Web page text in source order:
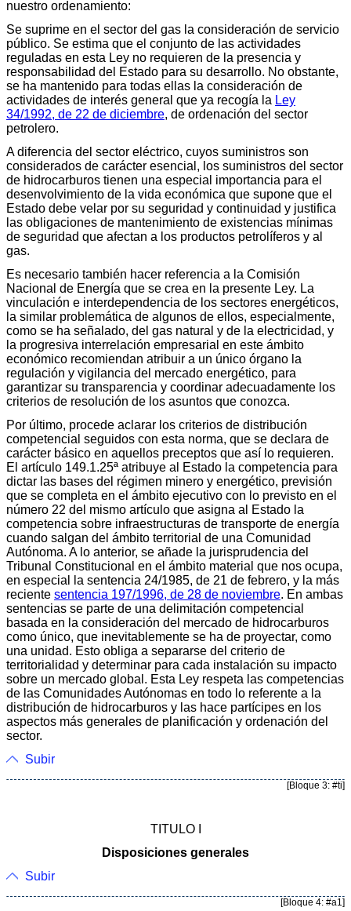
nuestro ordenamiento:
Se suprime en el sector del gas la consideración de servicio
público. Se estima que el conjunto de las actividades
reguladas en esta Ley no requieren de la presencia y
responsabilidad del Estado para su desarrollo. No obstante,
se ha mantenido para todas ellas la consideración de
actividades de interés general que ya recogía la Ley
34/1992, de 22 de diciembre, de ordenación del sector
petrolero.
A diferencia del sector eléctrico, cuyos suministros son
considerados de carácter esencial, los suministros del sector
de hidrocarburos tienen una especial importancia para el
desenvolvimiento de la vida económica que supone que el
Estado debe velar por su seguridad y continuidad y justifica
las obligaciones de mantenimiento de existencias mínimas
de seguridad que afectan a los productos petrolíferos y al
gas.
Es necesario también hacer referencia a la Comisión
Nacional de Energía que se crea en la presente Ley. La
vinculación e interdependencia de los sectores energéticos,
la similar problemática de algunos de ellos, especialmente,
como se ha señalado, del gas natural y de la electricidad, y
la progresiva interrelación empresarial en este ámbito
económico recomiendan atribuir a un único órgano la
regulación y vigilancia del mercado energético, para
garantizar su transparencia y coordinar adecuadamente los
criterios de resolución de los asuntos que conozca.
Por último, procede aclarar los criterios de distribución
competencial seguidos con esta norma, que se declara de
carácter básico en aquellos preceptos que así lo requieren.
El artículo 149.1.25ª atribuye al Estado la competencia para
dictar las bases del régimen minero y energético, previsión
que se completa en el ámbito ejecutivo con lo previsto en el
número 22 del mismo artículo que asigna al Estado la
competencia sobre infraestructuras de transporte de energía
cuando salgan del ámbito territorial de una Comunidad
Autónoma. A lo anterior, se añade la jurisprudencia del
Tribunal Constitucional en el ámbito material que nos ocupa,
en especial la sentencia 24/1985, de 21 de febrero, y la más
reciente sentencia 197/1996, de 28 de noviembre. En ambas
sentencias se parte de una delimitación competencial
basada en la consideración del mercado de hidrocarburos
como único, que inevitablemente se ha de proyectar, como
una unidad. Esto obliga a separarse del criterio de
territorialidad y determinar para cada instalación su impacto
sobre un mercado global. Esta Ley respeta las competencias
de las Comunidades Autónomas en todo lo referente a la
distribución de hidrocarburos y las hace partícipes en los
aspectos más generales de planificación y ordenación del
sector.
Subir
[Bloque 3: #ti]
TITULO I
Disposiciones generales
Subir
[Bloque 4: #a1]